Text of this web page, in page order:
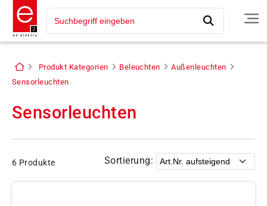
Produkt Kategorien Beleuchten
Außenleuchten
Sensorleuchten
Sensorleuchten
6 Produkte Sortierung: